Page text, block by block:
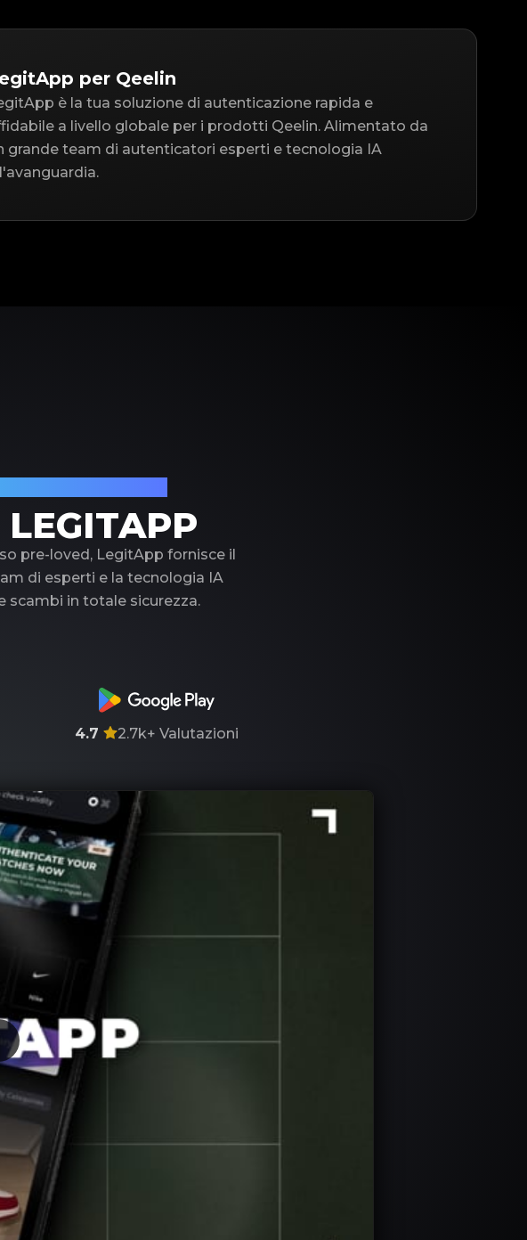
per Qeelin
è la tua soluzione di autenticazione rapida e
a livello globale per i prodotti Qeelin. Alimentato da
grande team di autenticatori esperti e tecnologia IA
pre-loved, LegitApp fornisce il
di esperti e la tecnologia IA
scambi in totale sicurezza.
4.7 2.7k+ Valutazioni